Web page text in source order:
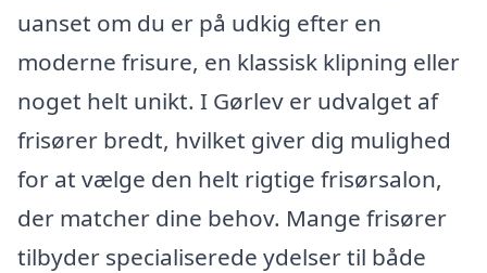
uanset om du er på udkig efter en
moderne frisure, en klassisk klipning eller
noget helt unikt. I Gørlev er udvalget af
frisører bredt, hvilket giver dig mulighed
for at vælge den helt rigtige frisørsalon,
der matcher dine behov. Mange frisører
tilbyder specialiserede ydelser til både